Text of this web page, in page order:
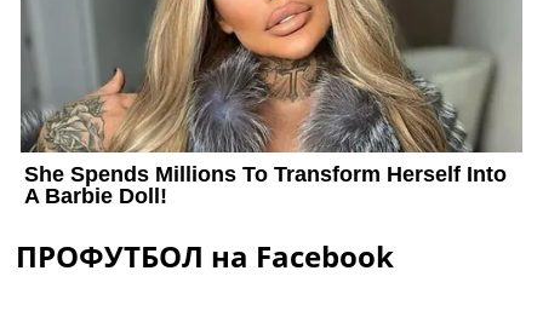
ПРОФУТБОЛ на Facebook